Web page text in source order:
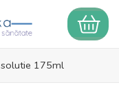
solutie 175ml